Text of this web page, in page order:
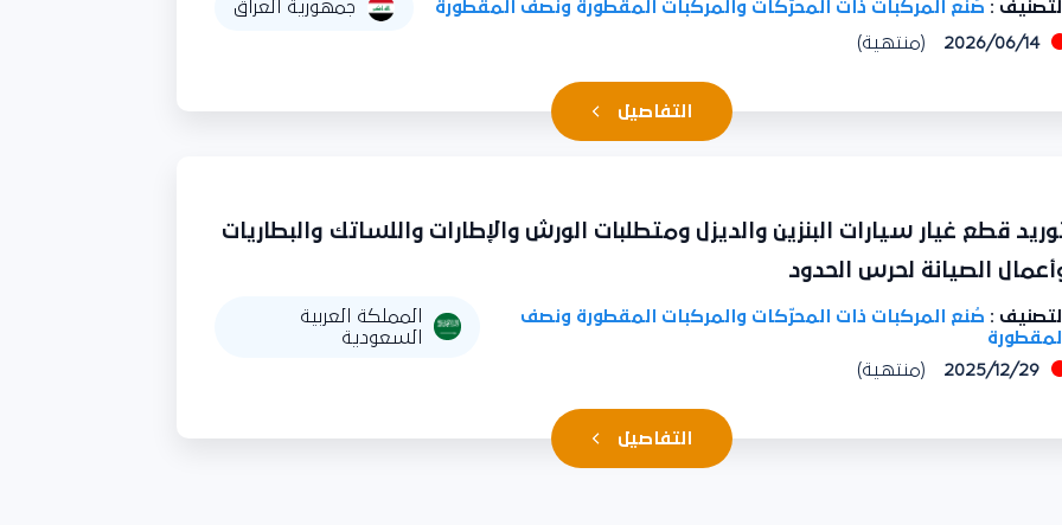
: صُنع المركبات ذات المحرّكات والمركبات المقطورة ونصف المقطورة جمهورية العراق
2026/06/14 (منتهية)
التفاصيل
قطع غيار سيارات البنزين والديزل ومتطلبات الورش والإطارات واللساتك والبطاريات
الصيانة لحرس الحدود
: صُنع المركبات ذات المحرّكات والمركبات المقطورة ونصف
المملكة العربية
السعودية
2025/12/29
(منتهية)
التفاصيل